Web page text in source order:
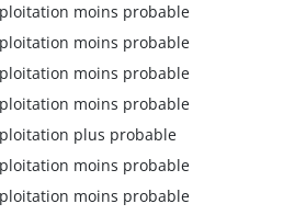
moins probable
moins probable
moins probable
moins probable
plus probable
moins probable
moins probable